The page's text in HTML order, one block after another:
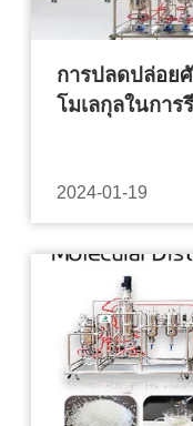
การปลดปล่อย
โมเลกุลในการ
2024-01-19